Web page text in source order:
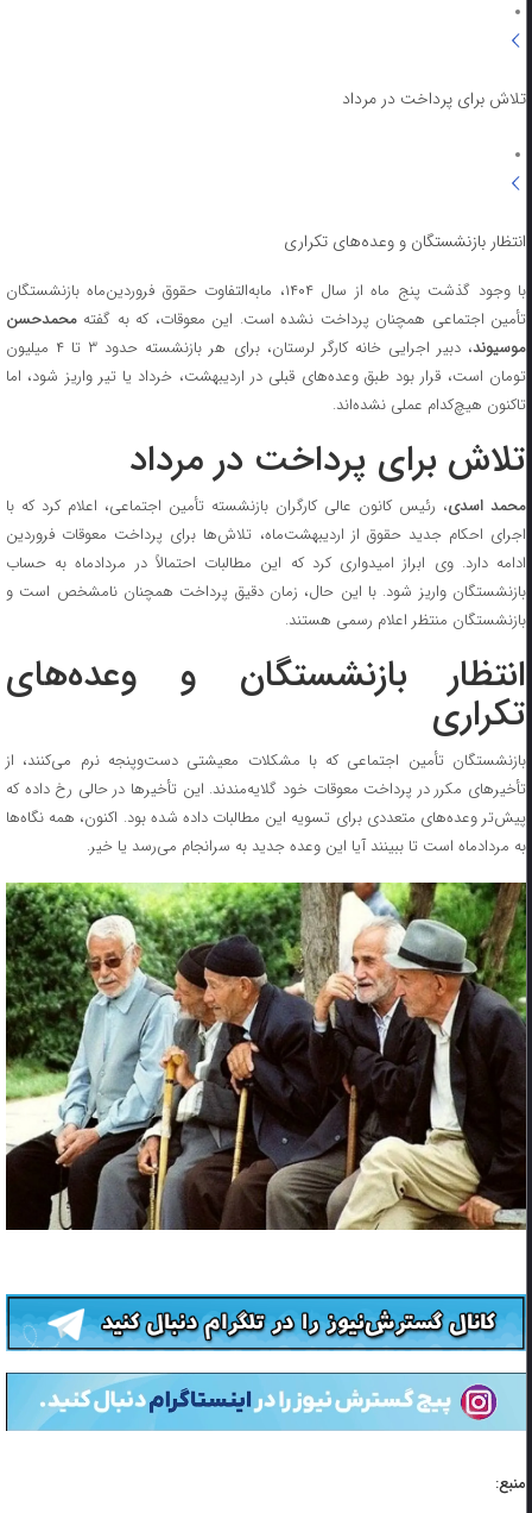
تلاش برای پرداخت در مرداد
انتظار بازنشستگان و وعده‌های تکراری
با وجود گذشت پنج ماه از سال ۱۴۰۴، مابه‌التفاوت حقوق فروردین‌ماه بازنشستگان
تأمین اجتماعی همچنان پرداخت نشده است. این معوقات، که به گفته محمدحسن
موسیوند
، دبیر اجرایی خانه کارگر لرستان، برای هر بازنشسته حدود ۳ تا ۴ میلیون
تومان است، قرار بود طبق وعده‌های قبلی در اردیبهشت، خرداد یا تیر واریز شود، اما
تاکنون هیچ‌کدام عملی نشده‌اند.
تلاش برای پرداخت در مرداد
محمد اسدی، رئیس کانون عالی کارگران بازنشسته تأمین اجتماعی، اعلام کرد که با
اجرای احکام جدید حقوق از اردیبهشت‌ماه، تلاش‌ها برای پرداخت معوقات فروردین
ادامه دارد. وی ابراز امیدواری کرد که این مطالبات احتمالاً در مردادماه به حساب
بازنشستگان واریز شود. با این حال، زمان دقیق پرداخت همچنان نامشخص است و
بازنشستگان منتظر اعلام رسمی هستند.
انتظار بازنشستگان و وعده‌های
تکراری
بازنشستگان تأمین اجتماعی که با مشکلات معیشتی دست‌وپنجه نرم می‌کنند، از
تأخیرهای مکرر در پرداخت معوقات خود گلایه‌مندند. این تأخیرها در حالی رخ داده که
پیش‌تر وعده‌های متعددی برای تسویه این مطالبات داده شده بود. اکنون، همه نگاه‌ها
به مردادماه است تا ببینند آیا این وعده جدید به سرانجام می‌رسد یا خیر.
منبع: